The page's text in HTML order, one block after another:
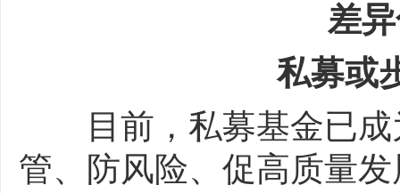
差异
私募或步
目前，私募基金已成
管、防风险、促高质量